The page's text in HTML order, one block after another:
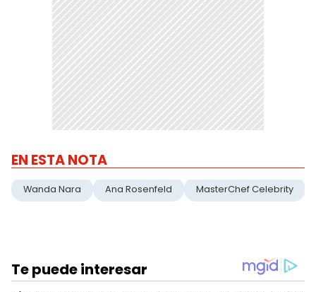
EN ESTA NOTA
Wanda Nara Ana Rosenfeld MasterChef Celebrity